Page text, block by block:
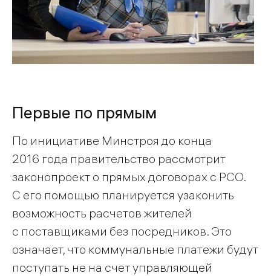
Первые по прямым
По инициативе Минстроя до конца
2016 года правительство рассмотрит
законопроект о прямых договорах с РСО.
С его помощью планируется узаконить
возможность расчетов жителей
с поставщиками без посредников. Это
означает, что коммунальные платежи будут
поступать не на счет управляющей